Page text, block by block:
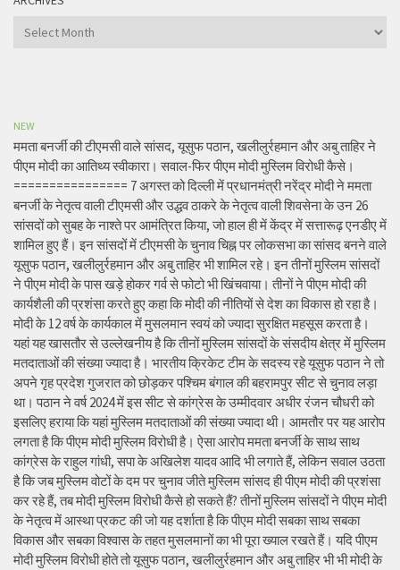
Archives
NEW
ममता बनर्जी की टीएमसी वाले सांसद, यूसुफ पठान, खलीलुर्रहमान और अबु ताहिर ने
पीएम मोदी का आतिथ्य स्वीकारा। सवाल-फिर पीएम मोदी मुस्लिम विरोधी कैसे।
================ 7 अगस्त को दिल्ली में प्रधानमंत्री नरेंद्र मोदी ने ममता
बनर्जी के नेतृत्व वाली टीएमसी और उद्धव ठाकरे के नेतृत्व वाली शिवसेना के उन 26
सांसदों को सुबह के नाश्ते पर आमंत्रित किया, जो हाल ही में केंद्र में सत्तारूढ़ एनडीए में
शामिल हुए हैं। इन सांसदों में टीएमसी के चुनाव चिह्न पर लोकसभा का सांसद बनने वाले
यूसुफ पठान, खलीलुर्रहमान और अबु ताहिर भी शामिल रहे। इन तीनों मुस्लिम सांसदों
ने पीएम मोदी के पास खड़े होकर गर्व से फोटो भी खिंचवाया। तीनों ने पीएम मोदी की
कार्यशैली की प्रशंसा करते हुए कहा कि मोदी की नीतियों से देश का विकास हो रहा है।
मोदी के 12 वर्ष के कार्यकाल में मुसलमान स्वयं को ज्यादा सुरक्षित महसूस करता है।
यहां यह खासतौर से उल्लेखनीय है कि तीनों मुस्लिम सांसदों के संसदीय क्षेत्र में मुस्लिम
मतदाताओं की संख्या ज्यादा है। भारतीय क्रिकेट टीम के सदस्य रहे यूसुफ पठान ने तो
अपने गृह प्रदेश गुजरात को छोड़कर पश्चिम बंगाल की बहरामपुर सीट से चुनाव लड़ा
था। पठान ने वर्ष 2024 में इस सीट से कांग्रेस के उम्मीदवार अधीर रंजन चौधरी को
इसलिए हराया कि यहां मुस्लिम मतदाताओं की संख्या ज्यादा थी। आमतौर पर यह आरोप
लगता है कि पीएम मोदी मुस्लिम विरोधी है। ऐसा आरोप ममता बनर्जी के साथ साथ
कांग्रेस के राहुल गांधी, सपा के अखिलेश यादव आदि भी लगाते हैं, लेकिन सवाल उठता
है कि जब मुस्लिम वोटों के दम पर चुनाव जीते मुस्लिम सांसद ही पीएम मोदी की प्रशंसा
कर रहे हैं, तब मोदी मुस्लिम विरोधी कैसे हो सकते हैं? तीनों मुस्लिम सांसदों ने पीएम मोदी
के नेतृत्व में आस्था प्रकट की जो यह दर्शाता है कि पीएम मोदी सबका साथ सबका
विकास और सबका विश्वास के तहत मुसलमानों का भी पूरा ख्याल रखते हैं। यदि पीएम
मोदी मुस्लिम विरोधी होते तो यूसुफ पठान, खलीलुर्रहमान और अबु ताहिर भी भी मोदी के